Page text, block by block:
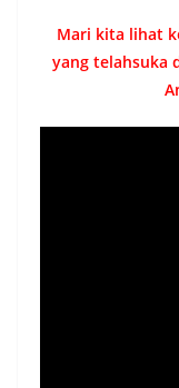
Mari kita lihat
yang telahsuka